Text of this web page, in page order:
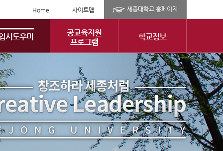
Home 사이트맵 세종대학교 홈페이지
시도우미
공교육지원
프로그램
학교정보